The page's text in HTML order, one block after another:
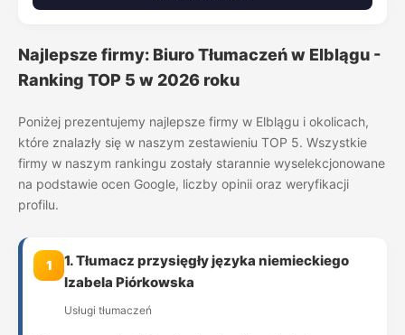
Najlepsze firmy: Biuro Tłumaczeń w Elblągu -
Ranking TOP 5 w 2026 roku
Poniżej prezentujemy najlepsze firmy w Elblągu i okolicach,
które znalazły się w naszym zestawieniu TOP 5. Wszystkie
firmy w naszym rankingu zostały starannie wyselekcjonowane
na podstawie ocen Google, liczby opinii oraz weryfikacji
profilu.
1
1. Tłumacz przysięgły języka niemieckiego
Izabela Piórkowska
Usługi tłumaczeń